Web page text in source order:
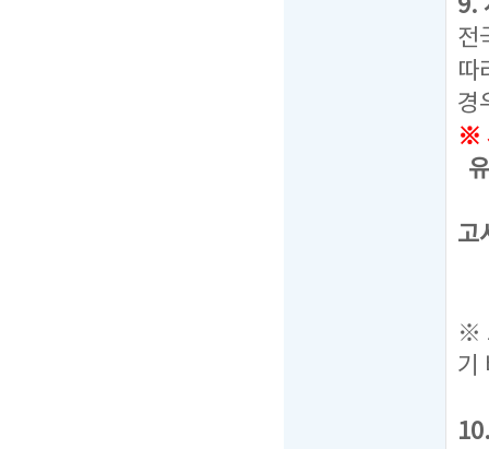
9.
전
따
경
※
고
※
기